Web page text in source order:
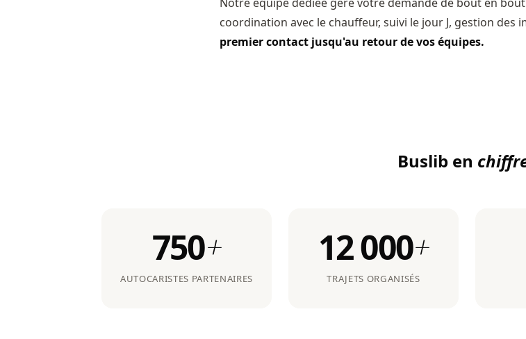
coordination avec le chauffeur, suivi le jour J, gestion des
premier contact jusqu'au retour de vos équipes.
Buslib en
750+
AUTOCARISTES PARTENAIRES
12 000+
TRAJETS ORGANISÉS